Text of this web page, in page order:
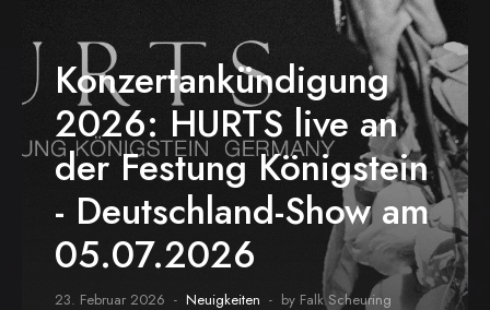
Konzertankündigung
2026: HURTS live an
der Festung Königstein
- Deutschland-Show am
05.07.2026
23. Februar 2026 Neuigkeiten by Falk Scheuring